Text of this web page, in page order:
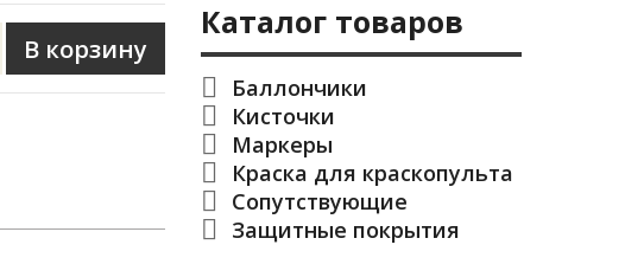
Каталог товаров
Баллончики
Кисточки
Маркеры
Краска для краскопульта
Сопутствующие
Защитные покрытия